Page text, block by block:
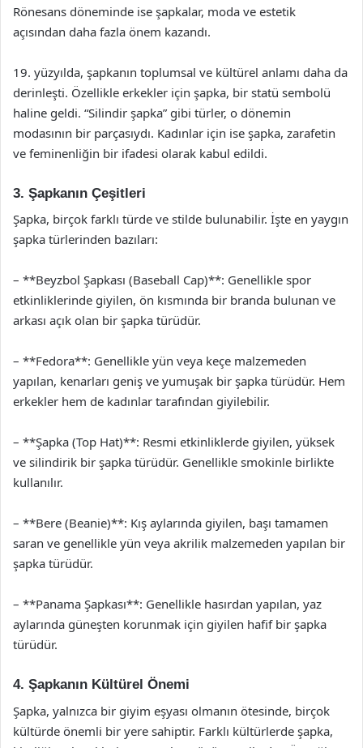
Rönesans döneminde ise şapkalar, moda ve estetik
açısından daha fazla önem kazandı.
19. yüzyılda, şapkanın toplumsal ve kültürel anlamı daha da
derinleşti. Özellikle erkekler için şapka, bir statü sembolü
haline geldi. “Silindir şapka” gibi türler, o dönemin
modasının bir parçasıydı. Kadınlar için ise şapka, zarafetin
ve feminenliğin bir ifadesi olarak kabul edildi.
3. Şapkanın Çeşitleri
Şapka, birçok farklı türde ve stilde bulunabilir. İşte en yaygın
şapka türlerinden bazıları:
– **Beyzbol Şapkası (Baseball Cap)**: Genellikle spor
etkinliklerinde giyilen, ön kısmında bir branda bulunan ve
arkası açık olan bir şapka türüdür.
– **Fedora**: Genellikle yün veya keçe malzemeden
yapılan, kenarları geniş ve yumuşak bir şapka türüdür. Hem
erkekler hem de kadınlar tarafından giyilebilir.
– **Şapka (Top Hat)**: Resmi etkinliklerde giyilen, yüksek
ve silindirik bir şapka türüdür. Genellikle smokinle birlikte
kullanılır.
– **Bere (Beanie)**: Kış aylarında giyilen, başı tamamen
saran ve genellikle yün veya akrilik malzemeden yapılan bir
şapka türüdür.
– **Panama Şapkası**: Genellikle hasırdan yapılan, yaz
aylarında güneşten korunmak için giyilen hafif bir şapka
türüdür.
4. Şapkanın Kültürel Önemi
Şapka, yalnızca bir giyim eşyası olmanın ötesinde, birçok
kültürde önemli bir yere sahiptir. Farklı kültürlerde şapka,